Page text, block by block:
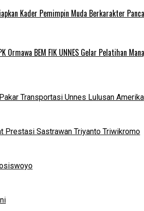
Kader Pemimpin Muda Berkarakter
Ormawa BEM FIK UNNES Gelar Pelatihan
Transportasi Unnes Lulusan Amerika
Prestasi Sastrawan Triyanto Triwikromo